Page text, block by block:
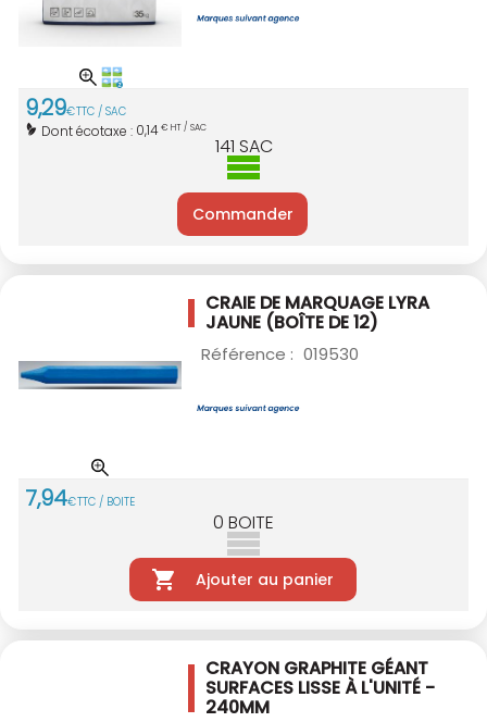
9,29€TTC / SAC
Dont écotaxe : 0,14€ HT / SAC
141 SAC
Commander
CRAIE DE MARQUAGE LYRA
JAUNE (BOÎTE DE 12)
Référence : 019530
7,94€TTC / BOITE
0 BOITE
Ajouter au panier
CRAYON GRAPHITE GÉANT
SURFACES LISSEÀ L'UNITÉ -
240MM